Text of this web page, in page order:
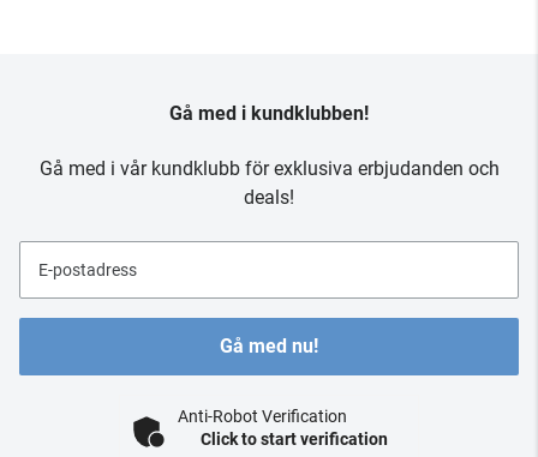
Gå med i kundklubben!
Gå med i vår kundklubb för exklusiva erbjudanden och
deals!
E-postadress
Gå med nu!
Anti-Robot Verification
Click to start verification